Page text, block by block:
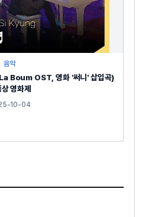
음악
Boum OST, 영화 '써니' 삽입곡)
영화제
10-04